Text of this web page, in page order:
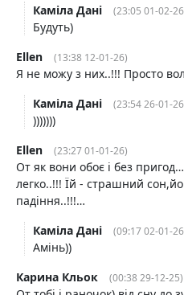
Каміла Дані
(23:05 01-02-
Будуть)
Ellen
(13:38 12-01-26)
Я не можу з них..!!! Просто
Каміла Дані
(23:54 26-01-
)))))))
Ellen
(23:27 01-01-26)
От як вони обоє і без
легко..!!! Їй - страшний
падіння..!!!…
Каміла Дані
(09:17 02-01-
Амінь))
Карина Кльок
(00:38 29-12-25)